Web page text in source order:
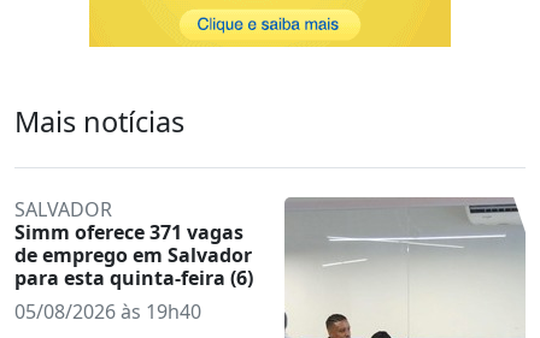
Mais notícias
SALVADOR
Simm oferece 371 vagas
de emprego em Salvador
para esta quinta-feira (6)
05/08/2026 às 19h40